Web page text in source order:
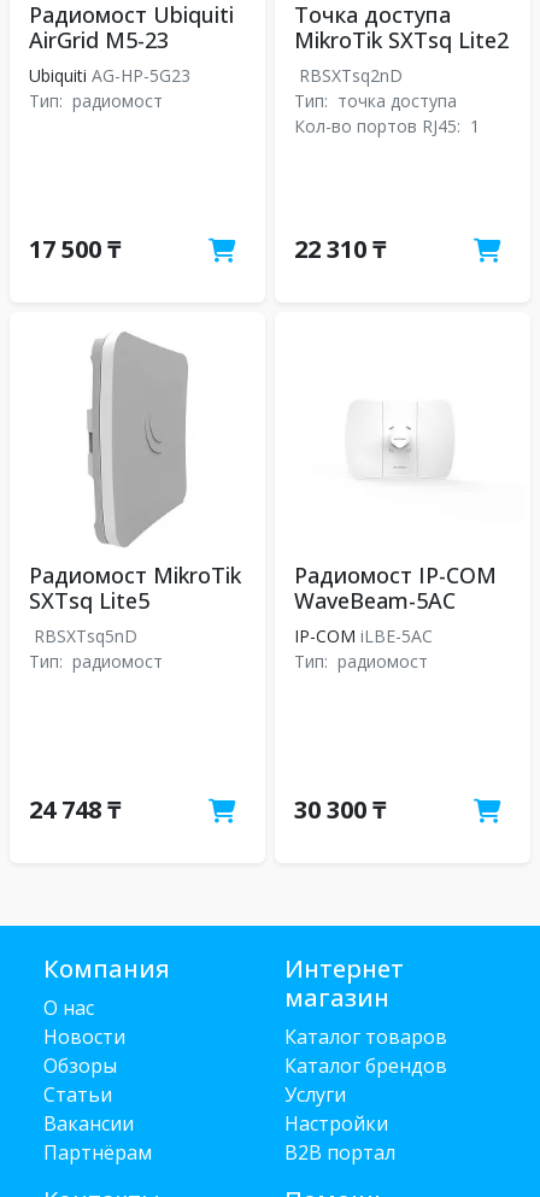
Радиомост Ubiquiti
AirGrid M5-23
Ubiquiti AG-HP-5G23
Тип: радиомост
17 500 ₸
Точка доступа
MikroTik SXTsq Lite2
RBSXTsq2nD
Тип: точка доступа
Кол-во портов RJ45: 1
22 310 ₸
Радиомост MikroTik
SXTsq Lite5
RBSXTsq5nD
Тип: радиомост
24 748 ₸
Радиомост IP-COM
WaveBeam-5AC
IP-COM iLBE-5AC
Тип: радиомост
30 300 ₸
Компания
О нас
Новости
Обзоры
Статьи
Вакансии
Партнёрам
Интернет
магазин
Каталог товаров
Каталог брендов
Услуги
Настройки
B2B портал